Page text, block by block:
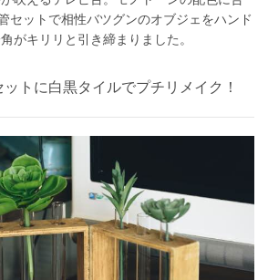
セットで相性バツグンのオブジェをハンド
がキリリと引き締まりました。
トに白黒タイルでプチリメイク！